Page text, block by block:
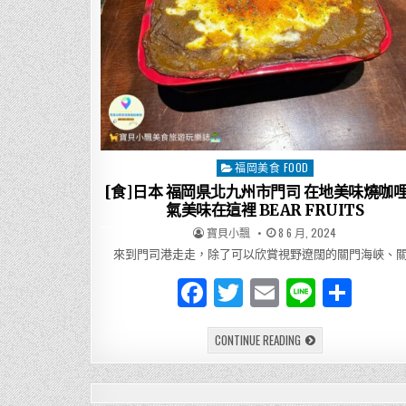
Posted
in
福岡美食 FOOD
[食]日本 福岡県北九州市門司 在地美味燒咖
氣美味在這裡 BEAR FRUITS
AUTHOR:
寶貝小飄 PUBLISHED
DATE:
8 6 月, 2024
來到門司港走走，除了可以欣賞視野遼闊的關門海峽、
F
a
c
e
T
w
it
te
E
m
ai
l
Li
n
e
CONTINUE READING[食]
日
本
福
岡